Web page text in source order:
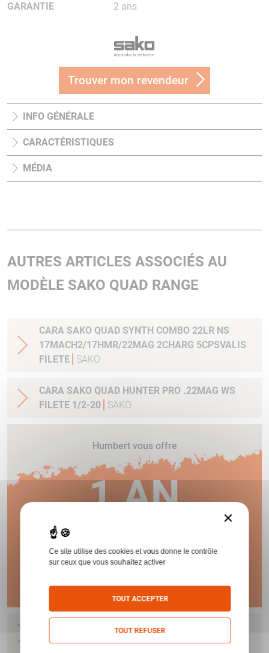
GARANTIE
2 ans
Trouver mon revendeur
INFO GÉNÉRALE
CARACTÉRISTIQUES
MÉDIA
AUTRES ARTICLES ASSOCIÉS AU
MODÈLE SAKO QUAD RANGE
CARA SAKO QUAD SYNTH COMBO 22LR NS
17MACH2/17HMR/22MAG 2CHARG 5CPSVALIS
FILETE
SAKO
CARA SAKO QUAD HUNTER PRO .22MAG WS
FILETE 1/2-20
SAKO
Humbert vous offre
1 AN
DE GARANTIE !
CARA SAKO QUAD SYNTH .17HMR 56CM 5CPS
WS FILETE 1/2-20
×
Ce site utilise des cookies et vous donne le contrôle
sur ceux que vous souhaitez activer
TOUT ACCEPTER
TOUT REFUSER